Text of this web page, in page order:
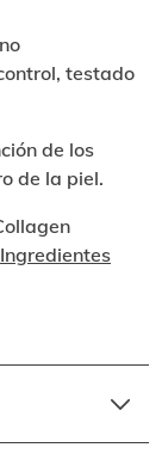
testado
de los
de la piel.
Ingredientes